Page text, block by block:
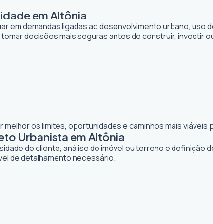
em Altônia
em demandas ligadas ao desenvolvimento urbano, uso
decisões mais seguras antes de construir, investir
os limites, oportunidades e caminhos mais viáveis
Urbanista em Altônia
do cliente, análise do imóvel ou terreno e definição
de detalhamento necessário.